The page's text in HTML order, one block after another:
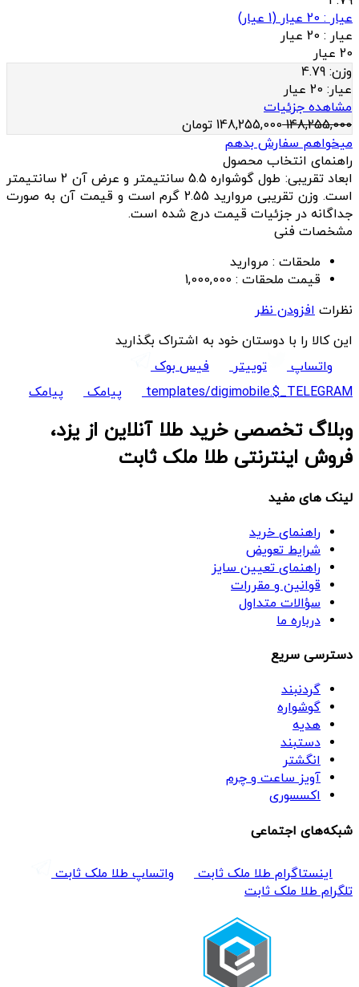
عيار : 20 عیار
(
1 عيار)
عيار : 20 عیار
20 عیار
وزن: 4.79
عيار: 20 عیار
مشاهده جزئیات
148,255,000
148,255,000 تومان
میخواهم سفارش بدهم
راهنمای انتخاب محصول
ابعاد تقریبی: طول گوشواره 5.5 سانتیمتر و عرض آن 2 سانتیمتر
است. وزن تقریبی مروارید 2.55 گرم است و قیمت آن به صورت
جداگانه در جزئیات قیمت درج شده است.
مشخصات فنی
ملحقات : مرواريد
قیمت ملحقات : 1,000,000
نظرات افزودن نظر
این کالا را با دوستان خود به اشتراک بگذارید
واتساپ
توییتر
فیس بوک
templates/digimobile.$_TELEGRAM
پیامک پیامک
وبلاگ تخصصی خرید طلا آنلاین از یزد،
فروش اینترنتی طلا ملک ثابت
لینک های مفید
راهنمای خرید
شرایط تعویض
راهنمای تعیین سایز
قوانین و مقررات
سؤالات متداول
درباره ما
دسترسی سریع
گردنبند
گوشواره
هدیه
دستبند
انگشتر
آویز ساعت و چرم
اکسسوری
شبکه‌های اجتماعی
اینستاگرام طلا ملک ثابت
واتساپ طلا ملک ثابت
تلگرام طلا ملک ثابت